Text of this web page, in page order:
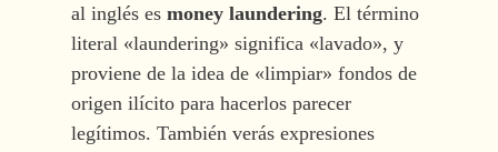
al inglés es money laundering. El término
literal «laundering» significa «lavado», y
proviene de la idea de «limpiar» fondos de
origen ilícito para hacerlos parecer
legítimos. También verás expresiones